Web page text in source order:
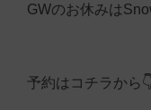
GWのお休みは
予約はコチラから